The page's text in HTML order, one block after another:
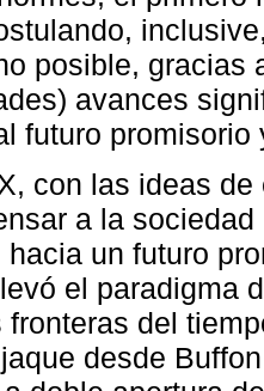
posible, gracias
avances
futuro promisorio
con las ideas
a la
hacia un futuro
el paradigma
fronteras del
desde